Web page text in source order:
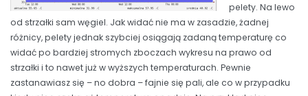
pelety. Na lewo
od strzałki sam węgiel. Jak widać nie ma w zasadzie, żadnej
różnicy, pelety jednak szybciej osiągają zadaną temperaturę co
widać po bardziej stromych zboczach wykresu na prawo od
strzałki i to nawet już w wyższych temperaturach. Pewnie
zastanawiasz się – no dobra – fajnie się pali, ale co w przypadku